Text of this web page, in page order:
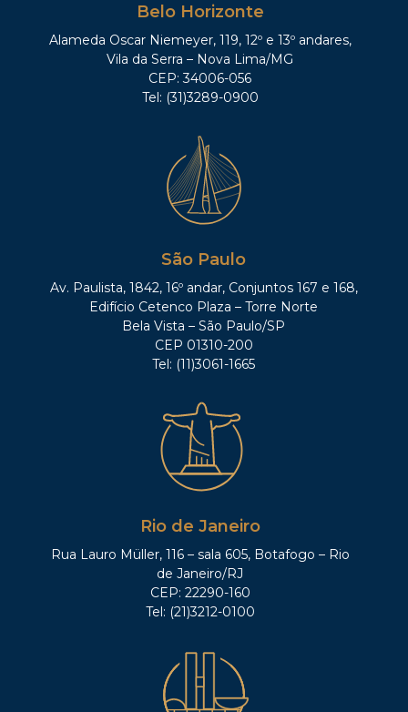
Belo Horizonte
Alameda Oscar Niemeyer, 119, 12º e 13º andares,
Vila da Serra – Nova Lima/MG
CEP: 34006-056
Tel: (31)3289-0900
São Paulo
Av. Paulista, 1842, 16º andar, Conjuntos 167 e 168,
Edifício Cetenco Plaza – Torre Norte
Bela Vista – São Paulo/SP
CEP 01310-200
Tel: (11)3061-1665
Rio de Janeiro
Rua Lauro Müller, 116 – sala 605, Botafogo – Rio
de Janeiro/RJ
CEP: 22290-160
Tel: (21)3212-0100